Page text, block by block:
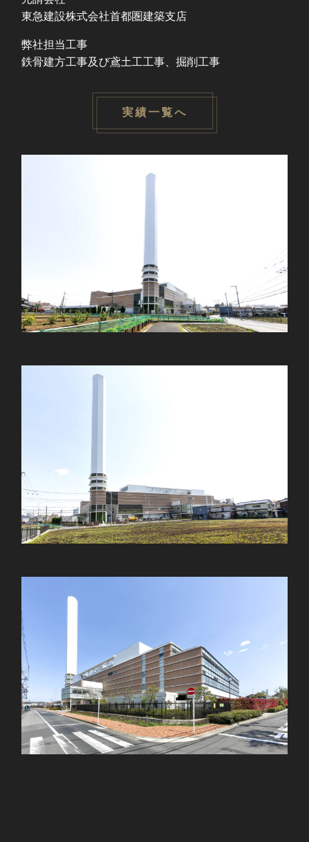
東急建設株式会社首都圏建築支店
弊社担当工事
鉄骨建方工事及び鳶土工工事、掘削工事
実績一覧へ